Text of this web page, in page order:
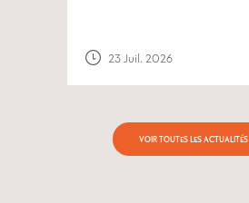
23 Juil. 2026
VOIR TOUTES LES ACTUALITÉS